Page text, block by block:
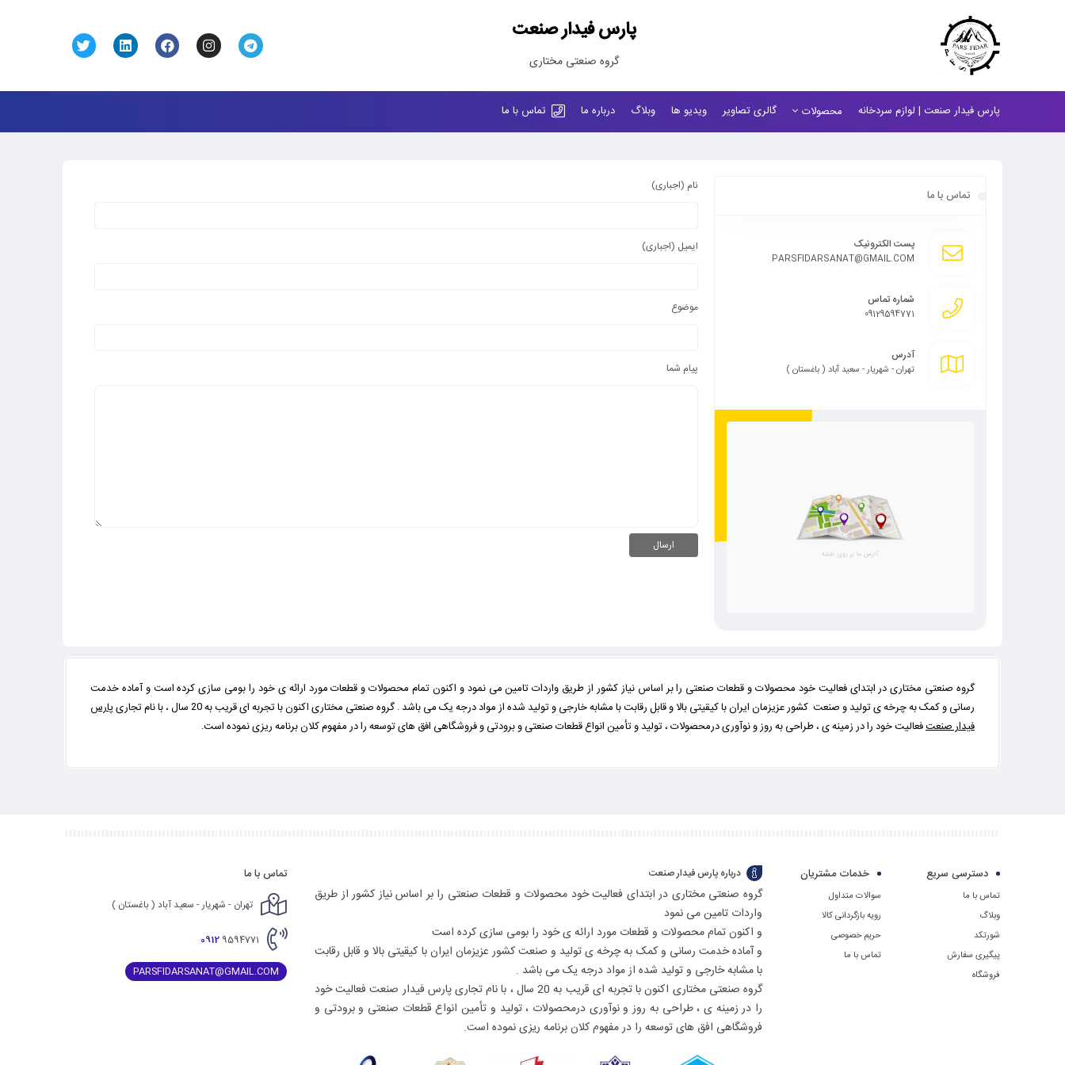
پارس فیدار صنعت
گروه صنعتی مختاری
پارس فیدار صنعت | لوازم سردخانه محصولات گالری تصاویر ویدیو ها وبلاگ درباره ما تماس با ما
تماس با ما
پست الکترونیک
PARSFIDARSANAT@GMAIL.COM
شماره تماس
09129594771
آدرس
تهران - شهریار - سعید آباد ( باغستان )
نام (اجباری)
ایمیل (اجباری)
موضوع
پیام شما
گروه صنعتی مختاری در ابتدای فعالیت خود محصولات و قطعات صنعتی را بر اساس نیاز کشور از طریق واردات تامین می نمود و اکنون تمام محصولات و قطعات مورد ارائه ی خود را بومی سازی کرده است و آماده خدمت
رسانی و کمک به چرخه ی تولید و صنعت کشور عزیزمان ایران با کیقیتی بالا و قابل رقابت با مشابه خارجی و تولید شده از مواد درجه یک می باشد . گروه صنعتی مختاری اکنون با تجربه ای قریب به 20 سال ، با نام تجاری
پارس
فیدار صنعت فعالیت خود را در زمینه ی ، طراحی به روز و نوآوری درمحصولات ، تولید و تأمین انواع قطعات صنعتی و برودتی و فروشگاهی افق های توسعه را در مفهوم کلان برنامه ریزی نموده است.
دسترسی سریع
تماس با ما
وبلاگ
شورتکد
پیگیری سفارش
فروشگاه
خدمات مشتریان
سوالات متداول
رویه بازگردانی کالا
حریم خصوصی
تماس با ما
درباره پارس فیدار صنعت
گروه صنعتی مختاری در ابتدای فعالیت خود محصولات و قطعات صنعتی را بر اساس نیاز کشور از طریق
واردات تامین می نمود
و اکنون تمام محصولات و قطعات مورد ارائه ی خود را بومی سازی کرده است
و آماده خدمت رسانی و کمک به چرخه ی تولید و صنعت کشور عزیزمان ایران با کیقیتی بالا و قابل رقابت
با مشابه خارجی و تولید شده از مواد درجه یک می باشد .
گروه صنعتی مختاری اکنون با تجربه ای قریب به 20 سال ، با نام تجاری پارس فیدار صنعت فعالیت خود
را در زمینه ی ، طراحی به روز و نوآوری درمحصولات ، تولید و تأمین انواع قطعات صنعتی و برودتی و
فروشگاهی افق های توسعه را در مفهوم کلان برنامه ریزی نموده است.
تماس با ما
تهران - شهریار - سعید آباد ( باغستان )
0912 9594771
PARSFIDARSANAT@GMAIL.COM